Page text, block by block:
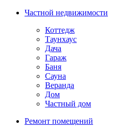
Частной недвижимости
Коттедж
Таунхаус
Дача
Гараж
Баня
Сауна
Веранда
Дом
Частный дом
Ремонт помещений